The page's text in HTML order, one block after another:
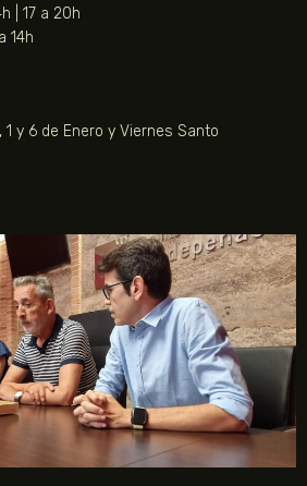
| 17 a 20h
14h
y 6 de Enero y Viernes Santo